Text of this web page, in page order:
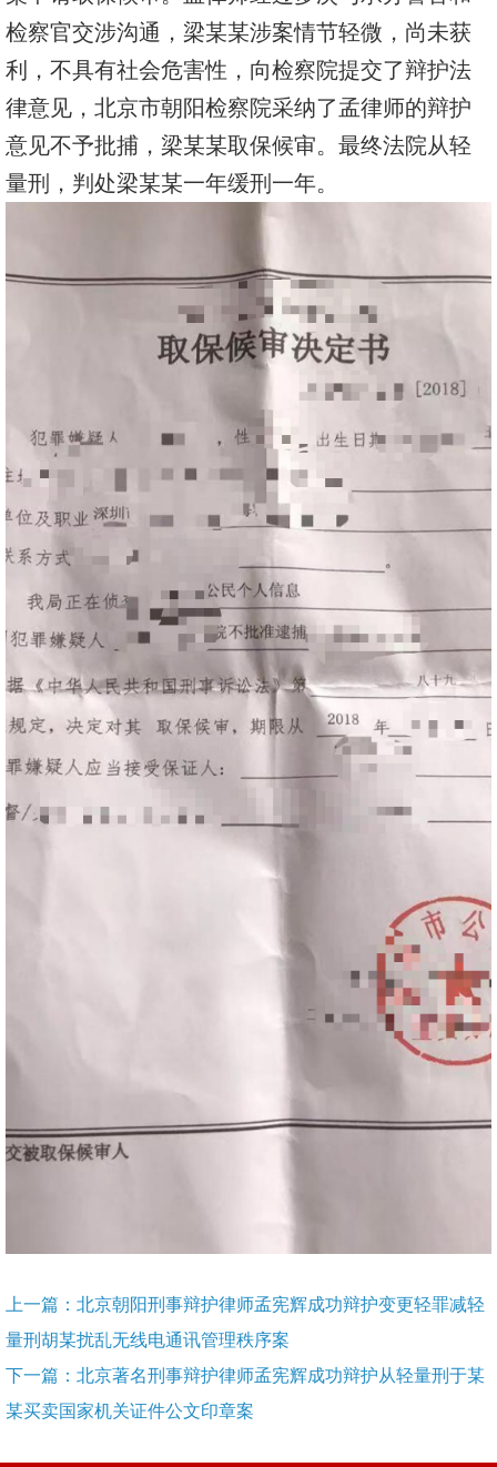
检察官交涉沟通，梁某某涉案情节轻微，尚未获
利，不具有社会危害性，向检察院提交了辩护法
律意见，北京市朝阳检察院采纳了孟律师的辩护
意见不予批捕，梁某某取保候审。最终法院从轻
量刑，判处梁某某一年缓刑一年。
上一篇：北京朝阳刑事辩护律师孟宪辉成功辩护变更轻罪减轻
量刑胡某扰乱无线电通讯管理秩序案
下一篇：北京著名刑事辩护律师孟宪辉成功辩护从轻量刑于某
某买卖国家机关证件公文印章案